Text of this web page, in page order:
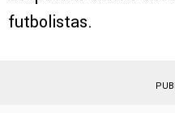
futbolistas.